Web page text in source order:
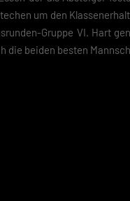
um den
Gruppe VI. Hart
die beiden besten
unser Angebot nicht nutzen
alt bist und deine
deine